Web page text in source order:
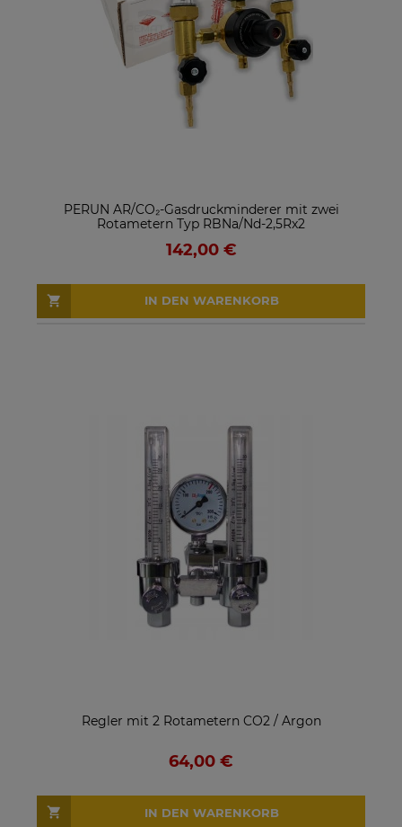
PERUN AR/CO₂-Gasdruckminderer mit zwei
Rotametern Typ RBNa/Nd-2,5Rx2
142,00 €
IN DEN WARENKORB
Regler mit 2 Rotametern CO2 / Argon
64,00 €
IN DEN WARENKORB